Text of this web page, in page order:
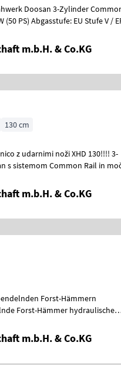
Common-
PS) Abgasstufe: EU Stufe V /
m.b.H. & Co.KG
130 cm
z udarnimi noži XHD 130!!!! 3-
s sistemom Common Rail in
m.b.H. & Co.KG
Forst-Hämmern
Forst-Hämmer hydraulische
m.b.H. & Co.KG